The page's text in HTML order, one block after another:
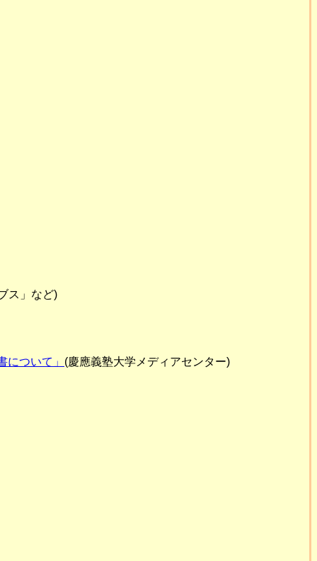
ス」など)
について」 (慶應義塾大学メディアセンター)